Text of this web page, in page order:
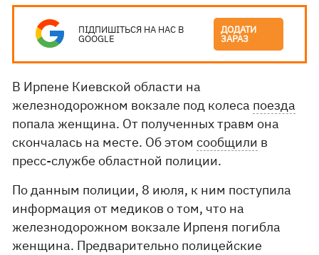
ПІДПИШІТЬСЯ НА НАС В
GOOGLE
ДОДАТИ
ЗАРАЗ
В Ирпене Киевской области на
железнодорожном вокзале под колеса поезда
попала женщина. От полученных травм она
скончалась на месте. Об этомсообщили в
пресс-службе областной полиции.
По данным полиции, 8 июля, к ним поступила
информация от медиков о том, что на
железнодорожном вокзале Ирпеня погибла
женщина. Предварительно полицейские